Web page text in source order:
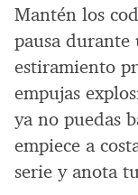
Mantén los
pausa
estiramiento
empujas
ya no puedas
empiece a
serie y anota